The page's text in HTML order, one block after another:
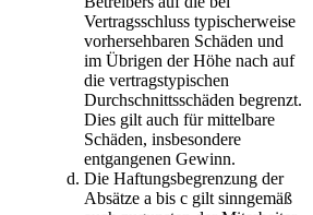
Vertragsschluss typischerweise
vorhersehbaren Schäden und
im Übrigen der Höhe nach auf
die vertragstypischen
Durchschnittsschäden begrenzt.
Dies gilt auch für mittelbare
Schäden, insbesondere
entgangenen Gewinn.
Die Haftungsbegrenzung der
Absätze a bis c gilt sinngemäß